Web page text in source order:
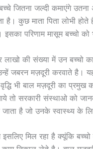
बच्चे जितना जल्दी कमाएंगे
है। कुछ माता पिता लोभी
परिणाम मासूम बच्चो को
की संख्या में उन बच्चो
जबरन मज़दूरी करवाते है।
भी बाल मज़दूरी का
सरकारी संस्थाओ को
है जो उनके स्वास्थ्य के
इसलिए मिल रहा है क्यूंकि